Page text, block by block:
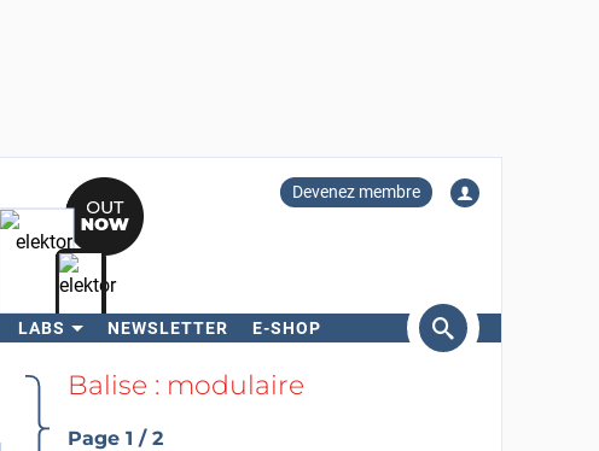
Devenez membre
LABS NEWSLETTER E-SHOP
RechercherBalise : modulaire
Page 1 / 2